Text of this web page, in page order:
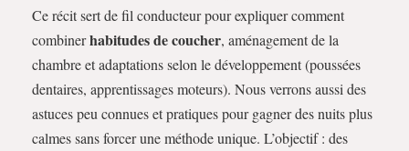
Ce récit sert de fil conducteur pour expliquer comment
combinerhabitudes de coucher, aménagement de la
chambre et adaptations selon le développement (poussées
dentaires, apprentissages moteurs). Nous verrons aussi des
astuces peu connues et pratiques pour gagner des nuits plus
calmes sans forcer une méthode unique. L’objectif : des